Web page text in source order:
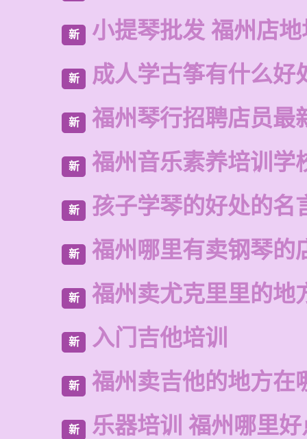
新 小提琴批发 福州店
新 成人学古筝有什么好
新 福州琴行招聘店员最
新 福州音乐素养培训学
新 孩子学琴的好处的名
新 福州哪里有卖钢琴的
新 福州卖尤克里里的地
新 入门吉他培训
新 福州卖吉他的地方在
新 乐器培训 福州哪里